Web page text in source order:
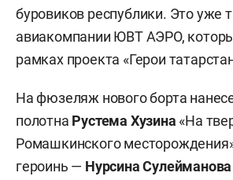
буровиков республики. Это уже
авиакомпании ЮВТ АЭРО,
рамках проекта «Герои
На фюзеляж нового борта
полотна Рустема Хузина «На
Ромашкинского
героинь — Нурсина Сулейманова